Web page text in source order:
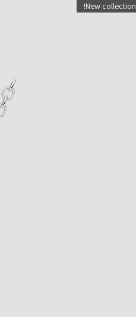
New collection!